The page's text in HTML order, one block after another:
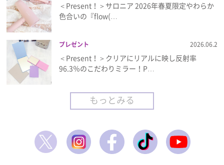
＜Present！＞サロニア 2026年春夏限定やわらか
色合いの『flow(…
プレゼント 2026.06.2
＜Present！＞クリアにリアルに映し反射率
96.3％のこだわりミラー！P…
もっとみる